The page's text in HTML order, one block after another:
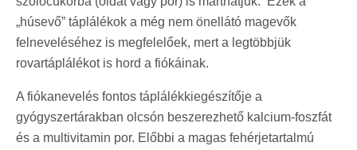
„húsevő” táplálékok a még nem önellátó magevők
felneveléséhez is megfelelőek, mert a legtöbbjük
rovartáplálékot is hord a fiókáinak.
A fiókanevelés fontos táplálékkiegészítője a
gyógyszertárakban olcsón beszerezhető kalcium-foszfát
és a multivitamin por. Előbbi a magas fehérjetartalmú